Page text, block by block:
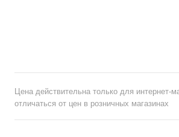
Цена действительна только для интернет-
отличаться от цен в розничных магазинах